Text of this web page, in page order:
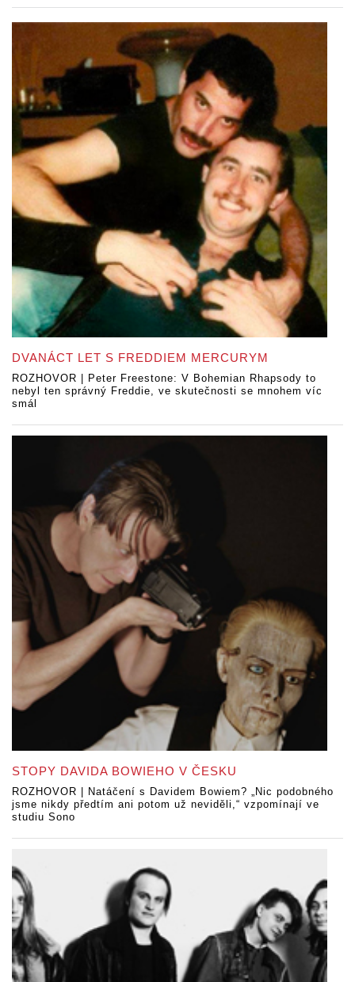
DVANÁCT LET S FREDDIEM MERCURYM
ROZHOVOR | Peter Freestone: V Bohemian Rhapsody to
nebyl ten správný Freddie, ve skutečnosti se mnohem víc
smál
STOPY DAVIDA BOWIEHO V ČESKU
ROZHOVOR | Natáčení s Davidem Bowiem? „Nic podobného
jsme nikdy předtím ani potom už neviděli,“ vzpomínají ve
studiu Sono